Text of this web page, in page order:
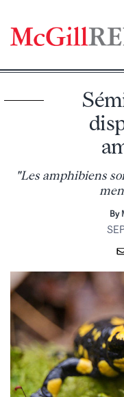
content
"Les amphibiens
By